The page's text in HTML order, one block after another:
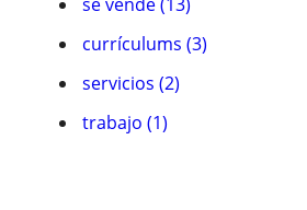
currículums (3)
servicios (2)
trabajo (1)